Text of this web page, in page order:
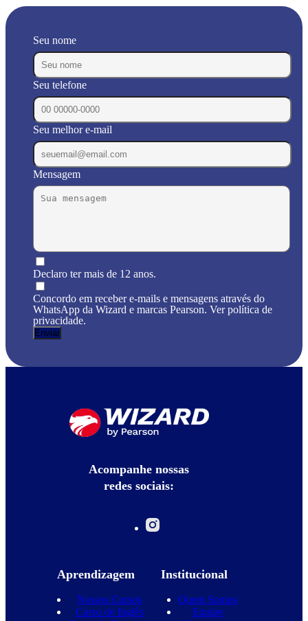
Seu nome
Seu telefone
Seu melhor e-mail
Mensagem
Declaro ter mais de 12 anos.
Concordo em receber e-mails e mensagens através do
WhatsApp da Wizard e marcas Pearson. Ver política de
privacidade.
Acompanhe nossas
redes sociais:
Aprendizagem
Nossos Cursos
Curso de Inglês
Institucional
Quem Somos
Equipe